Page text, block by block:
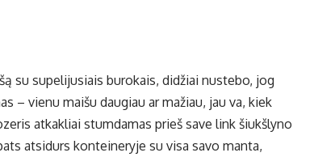
su supelijusiais burokais, didžiai nustebo, jog
– vienu maišu daugiau ar mažiau, jau va, kiek
atkakliai stumdamas prieš save link šiukšlyno
atsidurs konteineryje su visa savo manta,